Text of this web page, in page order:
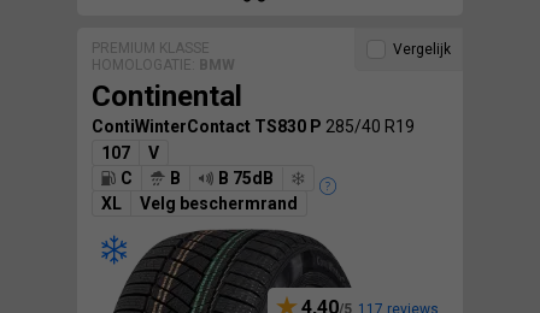
PREMIUM KLASSE
HOMOLOGATIE: BMW
Continental
ContiWinterContact TS830 P 285/40 R19
107
V
C
B
B 75dB
XL
Velg beschermrand
4,40 117 reviews
Vergelijk